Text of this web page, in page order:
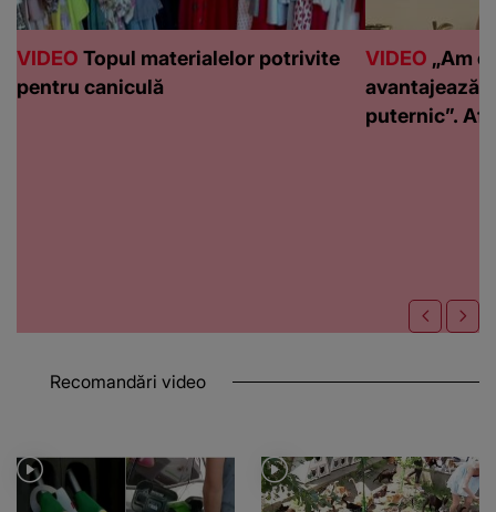
VIDEO Topul materialelor potrivite
pentru caniculă
VIDEO „Am
avantajează
puternic”.
Recomandări video